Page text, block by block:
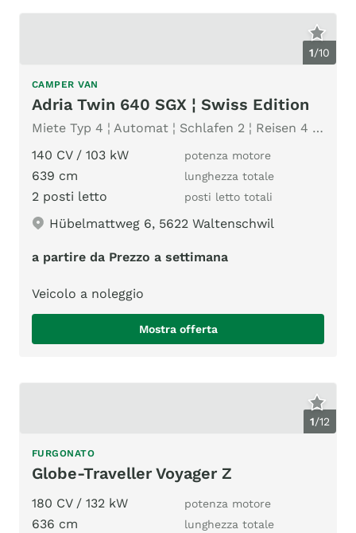
1/10
CAMPER VAN
Adria Twin 640 SGX ¦ Swiss Edition
Miete Typ 4 ¦ Automat ¦ Schlafen 2 ¦ Reisen 4 ¦ Markise
140 CV / 103 kW
potenza motore
639 cm lunghezza totale
2 posti letto posti letto totali
Hübelmattweg 6, 5622 Waltenschwil
a partire da Prezzo a settimana
Veicolo a noleggio
Mostra offerta
1/12
FURGONATO
Globe-Traveller Voyager Z
180 CV / 132 kW potenza motore
636 cm lunghezza totale